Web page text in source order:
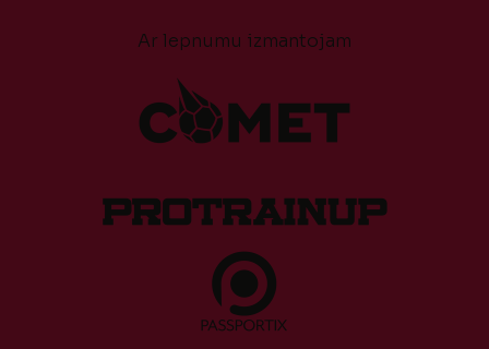
Ar lepnumu izmantojam